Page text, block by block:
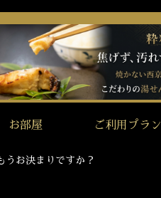
お部屋 ご利用プラン
うお決まりですか？